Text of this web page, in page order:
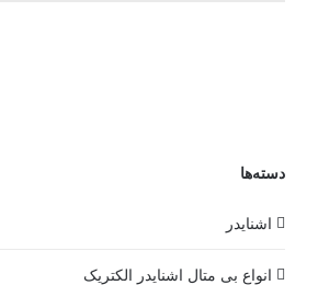
دسته‌ها
اشنایدر
انواع بی متال اشنایدر الکتریک